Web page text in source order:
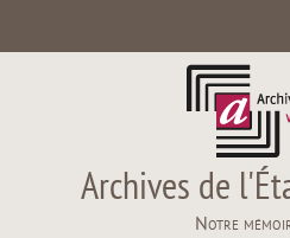
Archives de
Notre